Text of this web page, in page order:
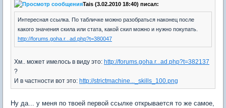
Tais (3.02.2010 18:40) писал:
Интересная ссылка. По табличке можно разобраться наконец после
какого значения скила или стата, какой скил можно и нужно покупать.
http://forums.goha.r...ad.php?t=380047
Хм.. может имелось в виду это: http://forums.goha.r...ad.php?t=382137
?
И в частности вот это: http://strictmachine..._skills_100.png
Ну да... у меня по твоей первой ссылке открывается то же самое,